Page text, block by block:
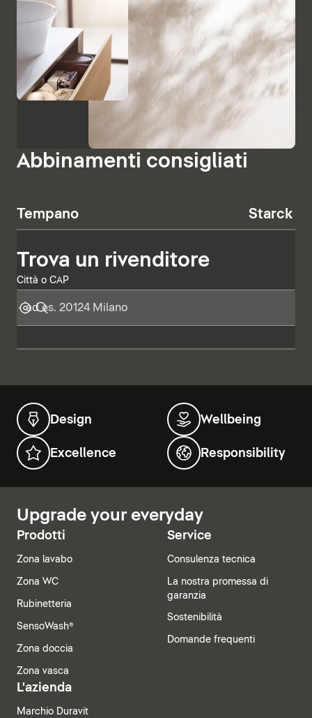
Abbinamenti consigliati
Tempano Starck T
Trova un rivenditore
Città o CAP
Design Wellbeing
Excellence Responsibility
Upgrade your everyday
Prodotti
Zona lavabo
Zona WC
Rubinetteria
SensoWash®
Zona doccia
Zona vasca
Service
Consulenza tecnica
La nostra promessa di
garanzia
Sostenibilità
Domande frequenti
L'azienda
Marchio Duravit